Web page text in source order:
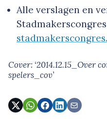
Alle verslagen en
Cover: ‘2014.12.15_Over
spelers_cov’